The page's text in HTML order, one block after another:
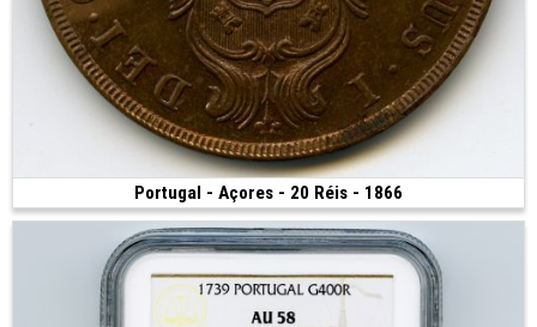
Portugal - Açores - 20 Réis - 1866
(1866 • 12.43 g • 35 mm)